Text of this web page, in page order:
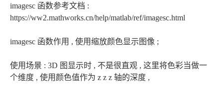
imagesc 函数参考文档 :
https://ww2.mathworks.cn/help/matlab/ref/imagesc.html
imagesc 函数作用 , 使用缩放颜色显示图像 ;
使用场景 : 3D 图显示时 , 不是很直观 , 这里将色彩当做一
个维度 , 使用颜色值作为 z z z 轴的深度 ,